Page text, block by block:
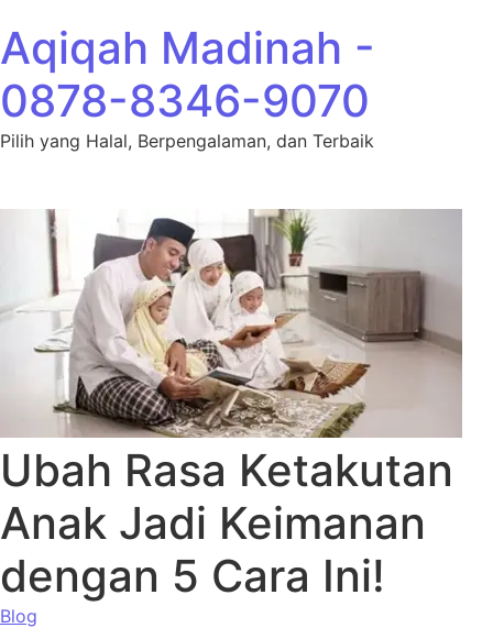
Aqiqah Madinah -
0878-8346-9070
Pilih yang Halal, Berpengalaman, dan Terbaik
Ubah Rasa Ketakutan
Anak Jadi Keimanan
dengan 5 Cara Ini!
Blog